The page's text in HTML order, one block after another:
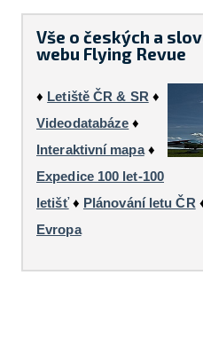
Vše o českých a
webu Flying Revue
♦ Letiště ČR & SR ♦
Videodatabáze ♦
Interaktivní mapa♦
Expedice 100 let-100
letišť♦ Plánování letu ČR
Evropa